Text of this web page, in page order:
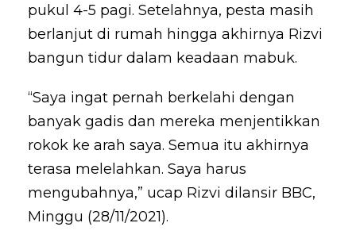
pukul 4-5 pagi. Setelahnya, pesta masih
berlanjut di rumah hingga akhirnya Rizvi
bangun tidur dalam keadaan mabuk.
“Saya ingat pernah berkelahi dengan
banyak gadis dan mereka menjentikkan
rokok ke arah saya. Semua itu akhirnya
terasa melelahkan. Saya harus
mengubahnya,” ucap Rizvi dilansir BBC,
Minggu (28/11/2021).